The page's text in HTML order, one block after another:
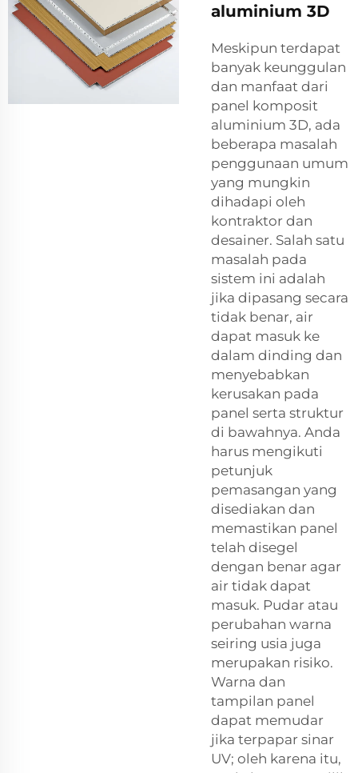
aluminium 3D
Meskipun terdapat
banyak keunggulan
dan manfaat dari
panel komposit
aluminium 3D, ada
beberapa masalah
penggunaan umum
yang mungkin
dihadapi oleh
kontraktor dan
desainer. Salah satu
masalah pada
sistem ini adalah
jika dipasang secara
tidak benar, air
dapat masuk ke
dalam dinding dan
menyebabkan
kerusakan pada
panel serta struktur
di bawahnya. Anda
harus mengikuti
petunjuk
pemasangan yang
disediakan dan
memastikan panel
telah disegel
dengan benar agar
air tidak dapat
masuk. Pudar atau
perubahan warna
seiring usia juga
merupakan risiko.
Warna dan
tampilan panel
dapat memudar
jika terpapar sinar
UV; oleh karena itu,